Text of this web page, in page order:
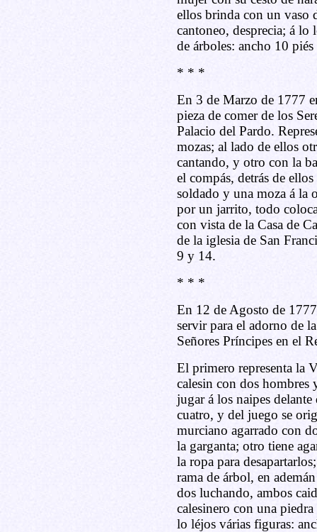
ellos brinda con un vaso
cantoneo, desprecia; á
de árboles: ancho 10
* * *
En 3 de Marzo de 1777
pieza de comer de los
Palacio del Pardo.
mozas; al lado de ellos
cantando, y otro con la
el compás, detrás de
soldado y una moza á la
por un jarrito, todo
con vista de la Casa de
de la iglesia de San
9 y 14.
* * *
En 12 de Agosto de
servir para el adorno de
Señores Príncipes en el
El primero representa la
calesin con dos hombres
jugar á los naipes
cuatro, y del juego se
murciano agarrado con
la garganta; otro tiene
la ropa para
rama de árbol, en
dos luchando, ambos
calesinero con una
lo léjos várias figuras: